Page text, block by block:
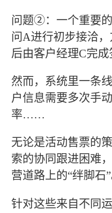
问题②：一个重要
问A进行初步接洽
后由客户经理C完成
然而，系统里一条
户信息需要多次手
率……
无论是活动售票的
索的协同跟进困难
营道路上的“绊脚石”
针对这些来自不同